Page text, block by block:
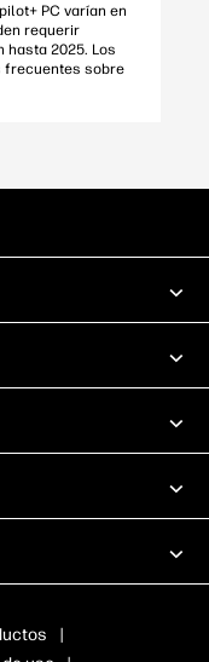
PC varían en
requerir
hasta 2025. Los
frecuentes sobre
|